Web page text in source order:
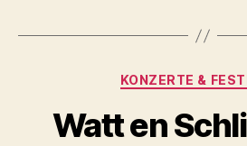
KONZERTE &
Watt en